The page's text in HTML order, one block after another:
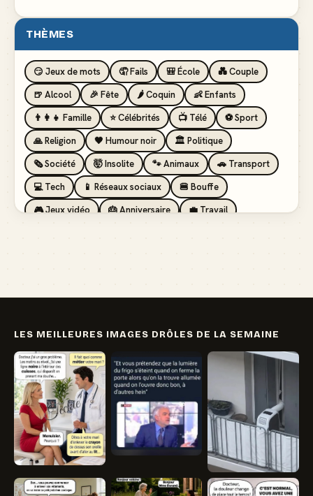
THÈMES
😏 Jeux de mots 🤦 Fails 🎒 École
💑 Couple
🍺 Alcool
🎉 Fête 🌶️ Coquin
👶 Enfants
👨‍👩‍👧 Famille
⭐ Célébrités 📺 Télé
⚽ Sport
🙏 Religion
🖤 Humour noir
🏛️ Politique
🗞️ Société
🤯 Insolite 🐾 Animaux
🚗 Transport
💻 Tech
📱 Réseaux sociaux
🍔 Bouffe
🎮 Jeux vidéo
🎂 Anniversaire
💼 Travail
LES MEILLEURES IMAGES DRÔLES DE LA SEMAINE